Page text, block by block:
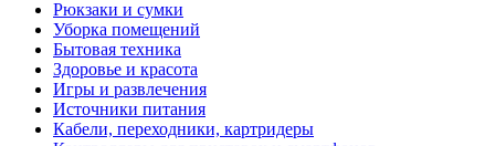
Рюкзаки и сумки
Уборка помещений
Бытовая техника
Здоровье и красота
Игры и развлечения
Источники питания
Кабели, переходники, картридеры